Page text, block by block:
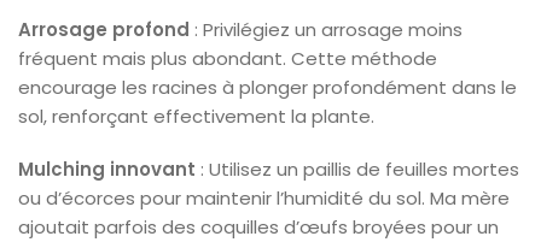
Arrosage profond : Privilégiez un arrosage moins
fréquent mais plus abondant. Cette méthode
encourage les racines à plonger profondément dans le
sol, renforçant effectivement la plante.
Mulching innovant : Utilisez un paillis de feuilles mortes
ou d’écorces pour maintenir l’humidité du sol. Ma mère
ajoutait parfois des coquilles d’œufs broyées pour un